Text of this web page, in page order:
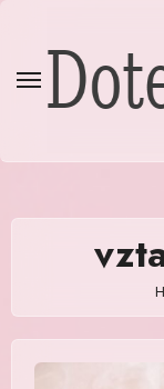
content